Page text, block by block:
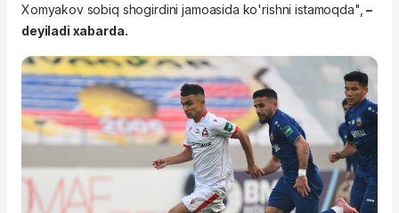
Xomyakov sobiq shogirdini jamoasida ko'rishni istamoqda",–
deyiladi xabarda.